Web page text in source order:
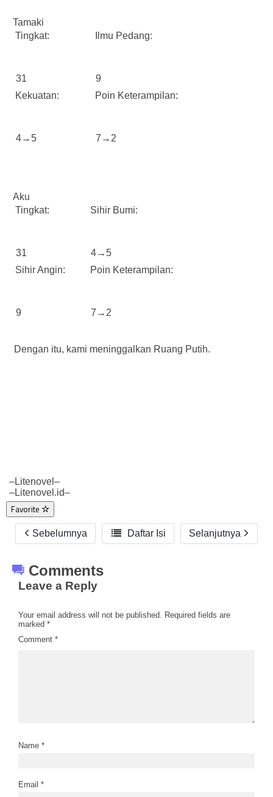
Tamaki
Tingkat:
31
Ilmu Pedang:
9
Kekuatan:
4→5
Poin Keterampilan:
7→2
Aku
Tingkat:
31
Sihir Bumi:
4→5
Sihir Angin:
9
Poin Keterampilan:
7→2
Dengan itu, kami meninggalkan Ruang Putih.
–Litenovel–
–Litenovel.id–
Favorite
Sebelumnya  Daftar Isi Selanjutnya
Comments
Leave a Reply
Your email address will not be published.
Required fields are
marked *
Comment *
Name *
Email *